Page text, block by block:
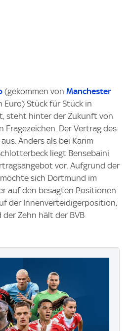
(gekommen von Manchester
Euro) Stück für Stück in
steht hinter der Zukunft von
Fragezeichen. Der Vertrag des
Anders als bei Karim
liegt Bensebaini
vor. Aufgrund der
sich Dortmund im
auf den besagten Positionen
der Innenverteidigerposition,
Zehn hält der BVB